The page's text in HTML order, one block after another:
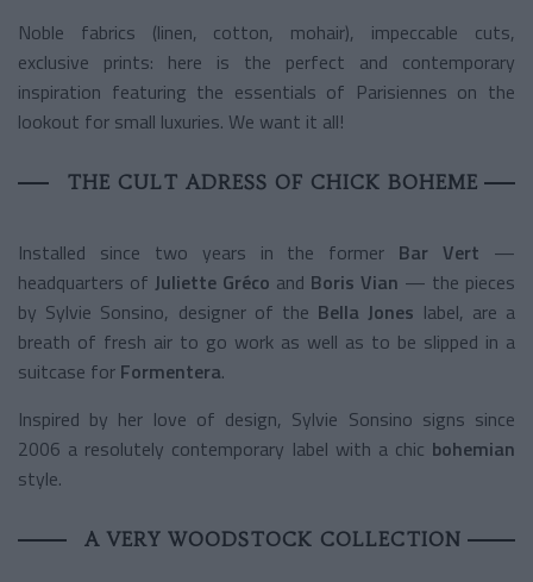
Noble fabrics (linen, cotton, mohair), impeccable cuts,
exclusive prints: here is the perfect and contemporary
inspiration featuring the essentials of Parisiennes on the
lookout for small luxuries. We want it all!
THE CULT ADRESS OF CHICK BOHEME
Installed since two years in the former Bar Vert —
headquarters of Juliette Gréco and Boris Vian — the pieces
by Sylvie Sonsino, designer of the Bella Jones label, are a
breath of fresh air to go work as well as to be slipped in a
suitcase for Formentera.
Inspired by her love of design, Sylvie Sonsino signs since
2006 a resolutely contemporary label with a chic bohemian
style.
A VERY WOODSTOCK COLLECTION